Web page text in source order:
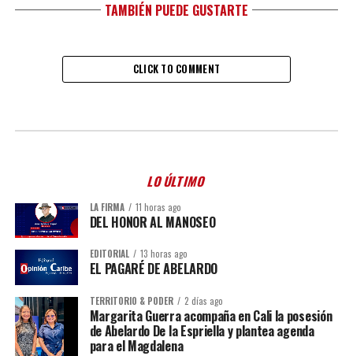
TAMBIÉN PUEDE GUSTARTE
CLICK TO COMMENT
LO ÚLTIMO
LA FIRMA 11 horas ago
DEL HONOR AL MANOSEO
EDITORIAL 13 horas ago
EL PAGARÉ DE ABELARDO
TERRITORIO & PODER 2 días ago
Margarita Guerra acompaña en Cali la posesión
de Abelardo De la Espriella y plantea agenda
para el Magdalena